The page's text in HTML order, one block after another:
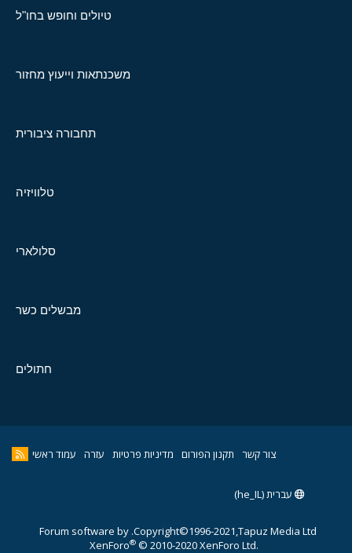
טיולים וחופש בחו"ל
משכנתאות וייעוץ מחזור
תחבורה ציבורית
טלוויזיה
סלולארי
מבשלים כשר
חתולים
צור קשר תקנון הפורום מדיניות פרטיות עזרה עמוד ראשי
עברית (he_IL)
Copyright©1996-2021,Tapuz Media Ltd.
Forum software by
XenForo® © 2010-2020 XenForo Ltd.